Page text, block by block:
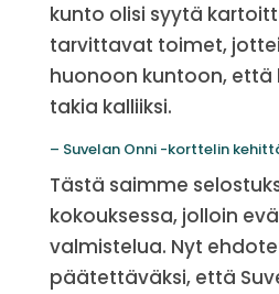
kunto olisi syytä
tarvittavat toimet,
huonoon kuntoon, että
takia kalliiksi.
– Suvelan Onni -korttelin
Tästä saimme
kokouksessa, jolloin
valmistelua. Nyt
päätettäväksi, että